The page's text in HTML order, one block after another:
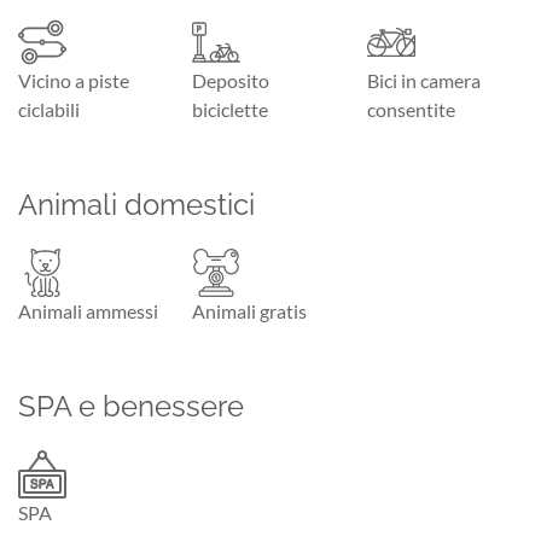
Vicino a piste
ciclabili
Deposito
biciclette
Bici in camera
consentite
Animali domestici
Animali ammessi Animali gratis
SPA e benessere
SPA